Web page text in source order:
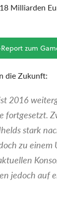
Milliarden
zum
die Zukunft:
2016
fortgesetzt.
stark
zu einem
jedoch auf